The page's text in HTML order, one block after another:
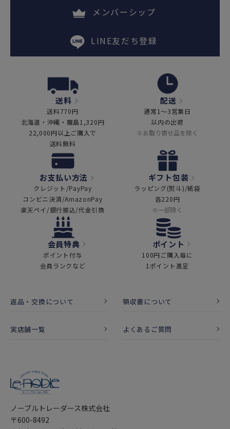
メンバーシップ
LINE友だち登録
送料
送料770円
北海道・沖縄・離島1,320円
22,000円以上ご購入で
送料無料
配送
通常1～3営業日
以内の出荷
※お取り寄せ品を除く
お支払い方法
クレジット/PayPay
コンビニ決済/AmazonPay
楽天ペイ/銀行振込/代金引換
ギフト包装
ラッピング(熨斗)/紙袋
各220円
※一部除く
会員特典
ポイント付与
会員ランクなど
ポイント
100円ご購入毎に
1ポイント進呈
返品・交換について 領収書について
実店舗一覧 よくあるご質問
ノーブルトレーダース株式会社
〒600-8492